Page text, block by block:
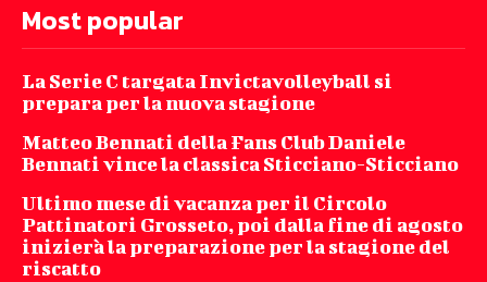
Most popular
La Serie C targata Invictavolleyball si
prepara per la nuova stagione
Matteo Bennati della Fans Club Daniele
Bennati vince la classica Sticciano-Sticciano
Ultimo mese di vacanza per il Circolo
Pattinatori Grosseto, poi dalla fine di agosto
inizierà la preparazione per la stagione del
riscatto